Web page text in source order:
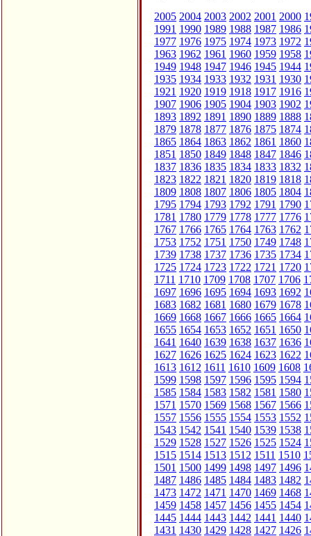
2005 2004 2003 2002 2001 2000
1991 1990 1989 1988 1987 1986
1977 1976 1975 1974 1973 1972
1963 1962 1961 1960 1959 1958
1949 1948 1947 1946 1945 1944
1935 1934 1933 1932 1931 1930
1921 1920 1919 1918 1917 1916
1907 1906 1905 1904 1903 1902
1893 1892 1891 1890 1889 1888
1879 1878 1877 1876 1875 1874
1865 1864 1863 1862 1861 1860
1851 1850 1849 1848 1847 1846
1837 1836 1835 1834 1833 1832
1823 1822 1821 1820 1819 1818
1809 1808 1807 1806 1805 1804
1795 1794 1793 1792 1791 1790
1781 1780 1779 1778 1777 1776
1767 1766 1765 1764 1763 1762
1753 1752 1751 1750 1749 1748
1739 1738 1737 1736 1735 1734
1725 1724 1723 1722 1721 1720
1711 1710 1709 1708 1707 1706
1697 1696 1695 1694 1693 1692
1683 1682 1681 1680 1679 1678
1669 1668 1667 1666 1665 1664
1655 1654 1653 1652 1651 1650
1641 1640 1639 1638 1637 1636
1627 1626 1625 1624 1623 1622
1613 1612 1611 1610 1609 1608
1599 1598 1597 1596 1595 1594
1585 1584 1583 1582 1581 1580
1571 1570 1569 1568 1567 1566
1557 1556 1555 1554 1553 1552
1543 1542 1541 1540 1539 1538
1529 1528 1527 1526 1525 1524
1515 1514 1513 1512 1511 1510
1501 1500 1499 1498 1497 1496
1487 1486 1485 1484 1483 1482
1473 1472 1471 1470 1469 1468
1459 1458 1457 1456 1455 1454
1445 1444 1443 1442 1441 1440
1431 1430 1429 1428 1427 1426